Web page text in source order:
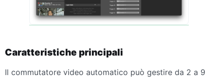
Caratteristiche principali
Il commutatore video automatico può gestire da 2 a 9